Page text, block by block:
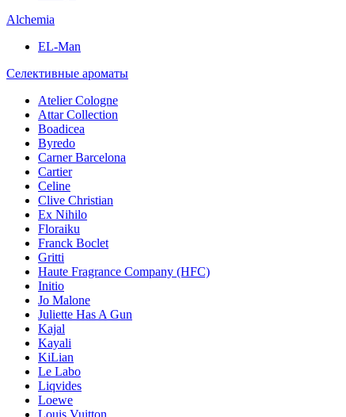
Alchemia
EL-Man
Селективные ароматы
Atelier Cologne
Attar Collection
Boadicea
Byredo
Carner Barcelona
Cartier
Celine
Clive Christian
Ex Nihilo
Floraiku
Franck Boclet
Gritti
Haute Fragrance Company (HFC)
Initio
Jo Malone
Juliette Has A Gun
Kajal
Kayali
KiLian
Le Labo
Liqvides
Loewe
Louis Vuitton